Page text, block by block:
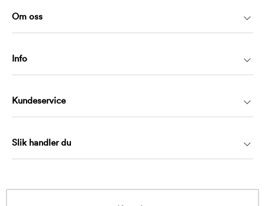
Om oss
Info
Kundeservice
Slik handler du